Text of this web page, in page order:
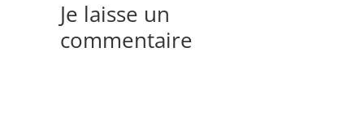
Je laisse un
commentaire